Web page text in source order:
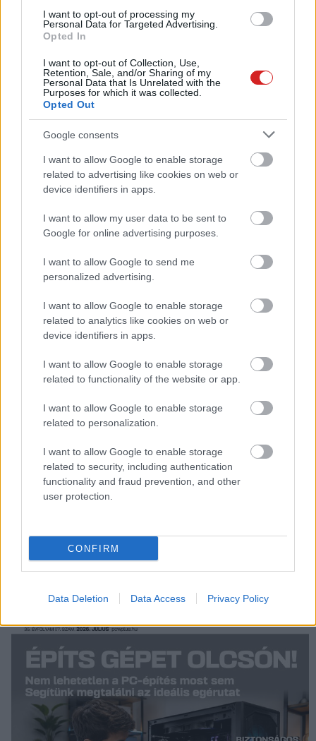
I want to opt-out of processing my
Personal Data for Targeted Advertising.
Opted In
I want to opt-out of Collection, Use,
Retention, Sale, and/or Sharing of my
Personal Data that Is Unrelated with the
Purposes for which it was collected.
Opted Out
Google consents
I want to allow Google to enable storage
related to advertising like cookies on web or
device identifiers in apps.
I want to allow my user data to be sent to
Google for online advertising purposes.
I want to allow Google to send me
personalized advertising.
I want to allow Google to enable storage
related to analytics like cookies on web or
device identifiers in apps.
I want to allow Google to enable storage
related to functionality of the website or app.
I want to allow Google to enable storage
related to personalization.
I want to allow Google to enable storage
related to security, including authentication
functionality and fraud prevention, and other
user protection.
CONFIRM
Data Deletion Data Access Privacy Policy
Macworld| 2013.09.12 08:00
Megújult a Photoshop és Premier
Négy évig pihent az óceánban a
fényképezőgép, de az SD kártya
kibírta
Paint Shop Photo Pro X3
Cartoonist 1.3
Csúcs-multifunkciós Canon
Hardver| 2008.01.28 12:12
B/W Styler – egy újabb antikoló
eszköz fotósoknak
Nézzünk fényképeket televízión
Kis méretû digitális kamera
| 2001.12.27 18:37